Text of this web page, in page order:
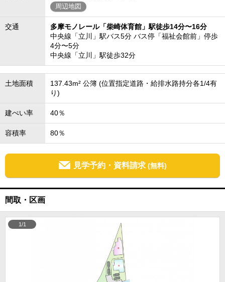
周辺地図
交通
多摩モノレール「柴崎体育館」駅徒歩14分〜16分
中央線「立川」駅バス5分 バス停「福祉会館前」停歩
4分〜5分
中央線「立川」駅徒歩32分
土地面積
137.43m² 公簿 (位置指定道路・給排水路持分各1/4有
り)
建ぺい率 40％
容積率 80％
見学予約・資料請求 (無料)
間取・区画
1/1